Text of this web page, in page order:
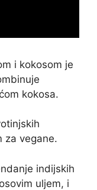
i kokosom je
kokosa.
za vegane.
indijskih
uljem, i